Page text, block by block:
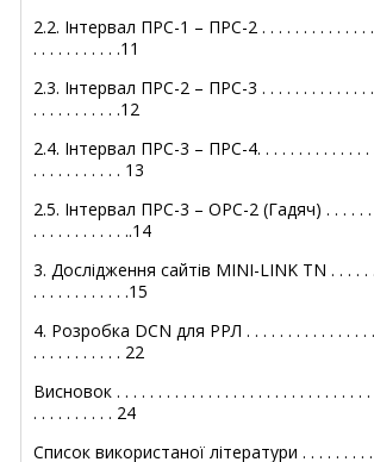
2.2. Інтервал ПРС-1 – ПРС-2 . . . . . . . . . . . . . .
. . . . . . . . . . .11
2.3. Інтервал ПРС-2 – ПРС-3 . . . . . . . . . . . . . .
. . . . . . . . . . .12
2.4. Інтервал ПРС-3 – ПРС-4. . . . . . . . . . . . . .
. . . . . . . . . . . 13
2.5. Інтервал ПРС-3 – ОРС-2 (Гадяч) . . . . . .
. . . . . . . . . . . ..14
3. Дослідження сайтів MINI-LINK TN . . . . . .
. . . . . . . . . . . .15
4. Розробка DCN для РРЛ . . . . . . . . . . . . . . . .
. . . . . . . . . . . 22
Висновок . . . . . . . . . . . . . . . . . . . . . . . . . . . . . . .
. . . . . . . . . . 24
Список використаної літератури . . . . . . . . .